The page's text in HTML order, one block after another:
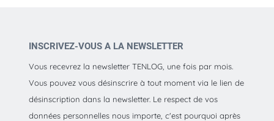
INSCRIVEZ-VOUS A LA NEWSLETTER
Vous recevrez la newsletter TENLOG, une fois par mois.
Vous pouvez vous désinscrire à tout moment via le lien de
désinscription dans la newsletter. Le respect de vos
données personnelles nous importe, c'est pourquoi après